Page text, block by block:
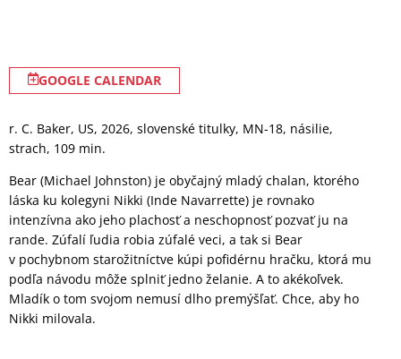
GOOGLE CALENDAR
r. C. Baker, US, 2026, slovenské titulky, MN-18, násilie,
strach, 109 min.
Bear (Michael Johnston) je obyčajný mladý chalan, ktorého
láska ku kolegyni Nikki (Inde Navarrette) je rovnako
intenzívna ako jeho plachosť a neschopnosť pozvať ju na
rande. Zúfalí ľudia robia zúfalé veci, a tak si Bear
v pochybnom starožitníctve kúpi pofidérnu hračku, ktorá mu
podľa návodu môže splniť jedno želanie. A to akékoľvek.
Mladík o tom svojom nemusí dlho premýšľať. Chce, aby ho
Nikki milovala.